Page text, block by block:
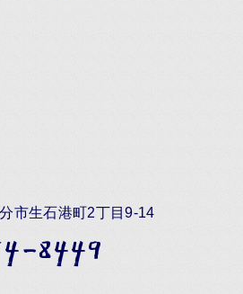
市生石港町2丁目9-14
8449